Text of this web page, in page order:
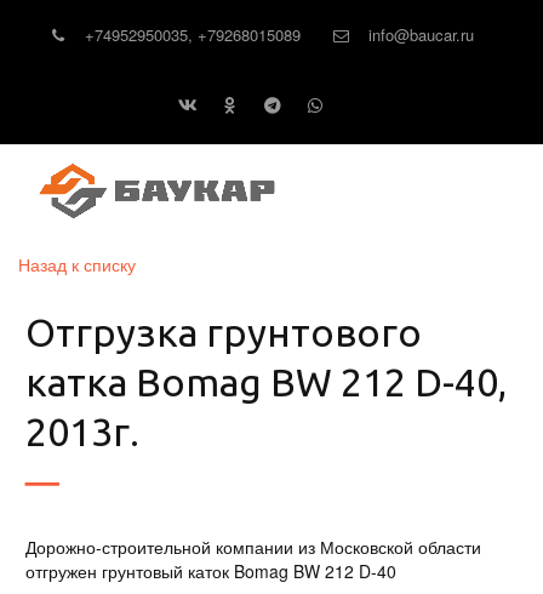
+74952950035, +79268015089 info@baucar.ru
Назад к списку
Отгрузка грунтового
катка Bomag BW 212 D-40,
2013г.
Дорожно-строительной компании из Московской области
отгружен грунтовый каток Bomag BW 212 D-40